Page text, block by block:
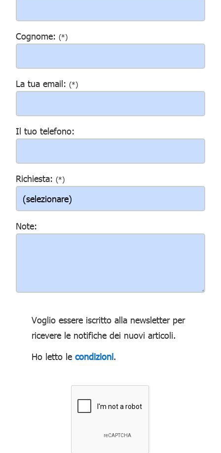
Cognome: (*)
La tua email: (*)
Il tuo telefono:
Richiesta: (*)
Note:
Voglio essere iscritto alla newsletter per
ricevere le notifiche dei nuovi articoli.
Ho letto le condizioni.